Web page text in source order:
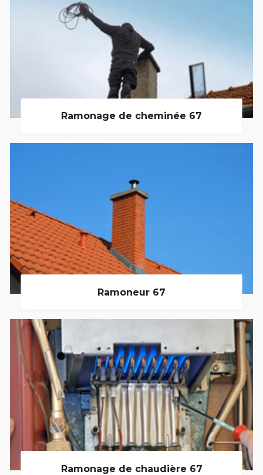
Ramonage de cheminée 67
Ramoneur 67
Ramonage de chaudière 67